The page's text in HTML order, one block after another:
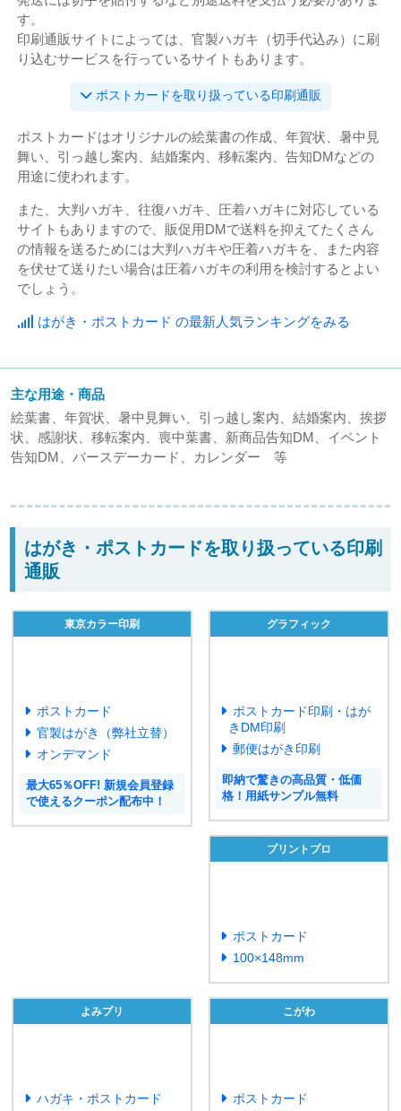
す。
印刷通販サイトによっては、官製ハガキ（切手代込み）に刷
り込むサービスを行っているサイトもあります。
ポストカードを取り扱っている印刷通販
ポストカードはオリジナルの絵葉書の作成、年賀状、暑中見
舞い、引っ越し案内、結婚案内、移転案内、告知DMなどの
用途に使われます。
また、大判ハガキ、往復ハガキ、圧着ハガキに対応している
サイトもありますので、販促用DMで送料を抑えてたくさん
の情報を送るためには大判ハガキや圧着ハガキを、また内容
を伏せて送りたい場合は圧着ハガキの利用を検討するとよい
でしょう。
はがき・ポストカード の最新人気ランキングをみる
主な用途・商品
絵葉書、年賀状、暑中見舞い、引っ越し案内、結婚案内、挨拶
状、感謝状、移転案内、喪中葉書、新商品告知DM、イベント
告知DM、バースデーカード、カレンダー 等
はがき・ポストカードを取り扱っている印刷
通販
東京カラー印刷
ポストカード
官製はがき（弊社立替）
オンデマンド
最大65％OFF! 新規会員登録
で使えるクーポン配布中！
グラフィック
ポストカード印刷・はが
きDM印刷
郵便はがき印刷
即納で驚きの高品質・低価
格！用紙サンプル無料
プリントプロ
ポストカード
100×148mm
よみプリ
ハガキ・ポストカード
こがわ
ポストカード